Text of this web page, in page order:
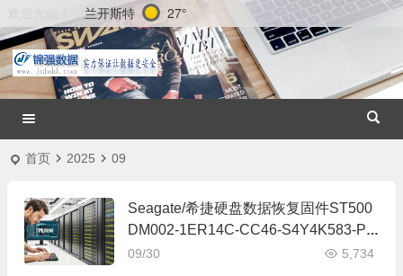
兰开斯特 27°
首页 2025 09
Seagate/希捷硬盘数据恢复固件ST500
DM002-1ER14C-CC46-S4Y4K583-PC
3000全套
09/30 5,734